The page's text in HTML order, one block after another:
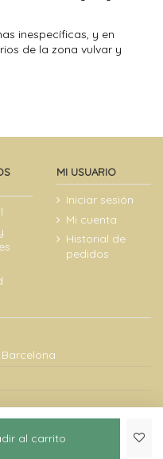
al carrito
inespecíficas, y en
de la zona vulvar y
MI USUARIO
Iniciar sesión
Mi cuenta
Historial de
pedidos